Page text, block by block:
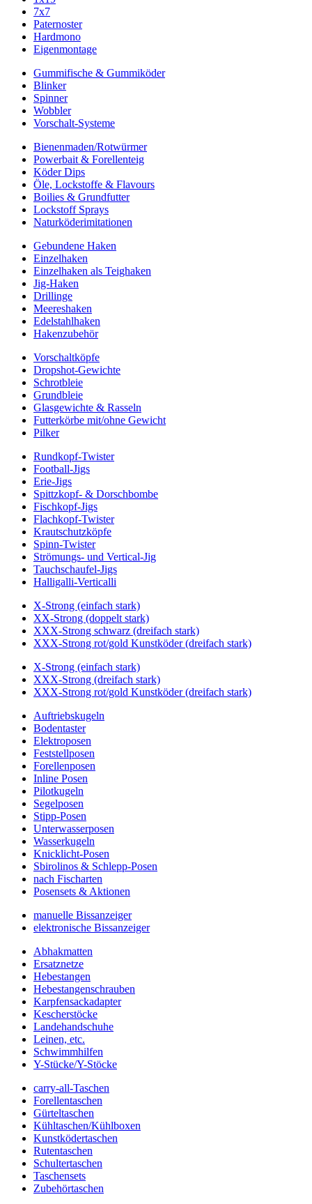
7x7
Paternoster
Hardmono
Eigenmontage
Gummifische & Gummiköder
Blinker
Spinner
Wobbler
Vorschalt-Systeme
Bienenmaden/Rotwürmer
Powerbait & Forellenteig
Köder Dips
Öle, Lockstoffe & Flavours
Boilies & Grundfutter
Lockstoff Sprays
Naturköderimitationen
Gebundene Haken
Einzelhaken
Einzelhaken als Teighaken
Jig-Haken
Drillinge
Meereshaken
Edelstahlhaken
Hakenzubehör
Vorschaltköpfe
Dropshot-Gewichte
Schrotbleie
Grundbleie
Glasgewichte & Rasseln
Futterkörbe mit/ohne Gewicht
Pilker
Rundkopf-Twister
Football-Jigs
Erie-Jigs
Spittzkopf- & Dorschbombe
Fischkopf-Jigs
Flachkopf-Twister
Krautschutzköpfe
Spinn-Twister
Strömungs- und Vertical-Jig
Tauchschaufel-Jigs
Halligalli-Verticalli
X-Strong (einfach stark)
XX-Strong (doppelt stark)
XXX-Strong schwarz (dreifach stark)
XXX-Strong rot/gold Kunstköder (dreifach stark)
X-Strong (einfach stark)
XXX-Strong (dreifach stark)
XXX-Strong rot/gold Kunstköder (dreifach stark)
Auftriebskugeln
Bodentaster
Elektroposen
Feststellposen
Forellenposen
Inline Posen
Pilotkugeln
Segelposen
Stipp-Posen
Unterwasserposen
Wasserkugeln
Knicklicht-Posen
Sbirolinos & Schlepp-Posen
nach Fischarten
Posensets & Aktionen
manuelle Bissanzeiger
elektronische Bissanzeiger
Abhakmatten
Ersatznetze
Hebestangen
Hebestangenschrauben
Karpfensackadapter
Kescherstöcke
Landehandschuhe
Leinen, etc.
Schwimmhilfen
Y-Stücke/Y-Stöcke
carry-all-Taschen
Forellentaschen
Gürteltaschen
Kühltaschen/Kühlboxen
Kunstködertaschen
Rutentaschen
Schultertaschen
Taschensets
Zubehörtaschen